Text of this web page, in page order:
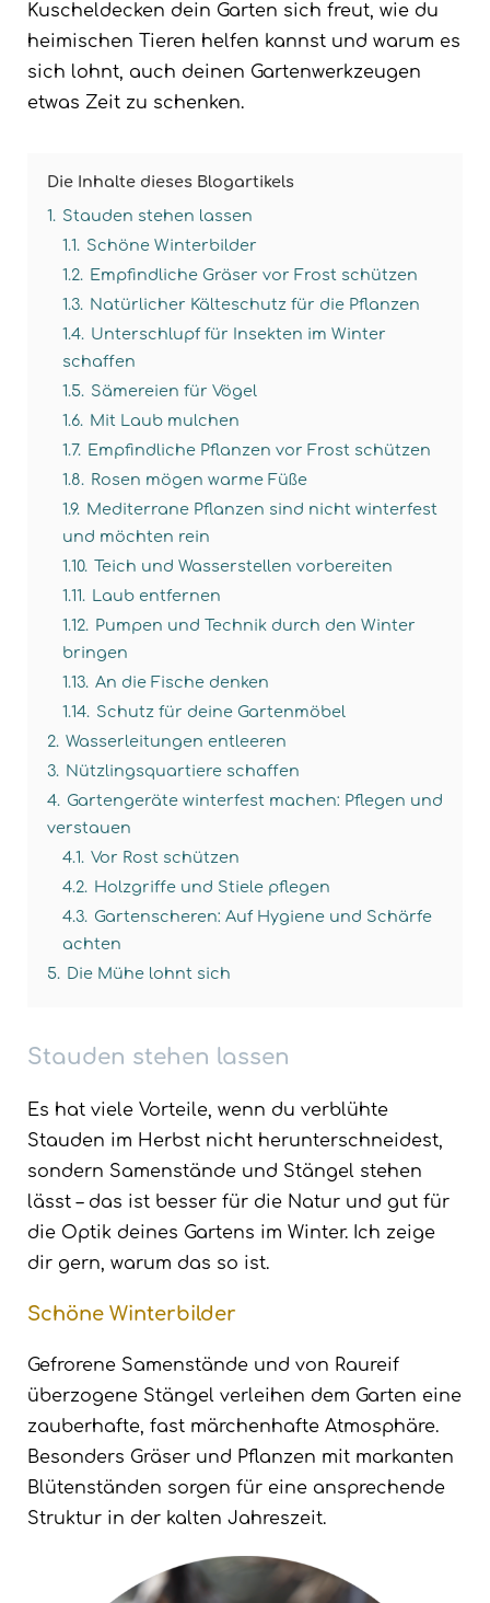
Kuscheldecken dein Garten sich freut, wie du
heimischen Tieren helfen kannst und warum es
sich lohnt, auch deinen Gartenwerkzeugen
etwas Zeit zu schenken.
Die Inhalte dieses Blogartikels
1. Stauden stehen lassen
1.1. Schöne Winterbilder
1.2. Empfindliche Gräser vor Frost schützen
1.3. Natürlicher Kälteschutz für die Pflanzen
1.4. Unterschlupf für Insekten im Winter
schaffen
1.5. Sämereien für Vögel
1.6. Mit Laub mulchen
1.7. Empfindliche Pflanzen vor Frost schützen
1.8. Rosen mögen warme Füße
1.9. Mediterrane Pflanzen sind nicht winterfest
und möchten rein
1.10. Teich und Wasserstellen vorbereiten
1.11. Laub entfernen
1.12. Pumpen und Technik durch den Winter
bringen
1.13. An die Fische denken
1.14. Schutz für deine Gartenmöbel
2. Wasserleitungen entleeren
3. Nützlingsquartiere schaffen
4. Gartengeräte winterfest machen: Pflegen und
verstauen
4.1. Vor Rost schützen
4.2. Holzgriffe und Stiele pflegen
4.3. Gartenscheren: Auf Hygiene und Schärfe
achten
5. Die Mühe lohnt sich
Stauden stehen lassen
Es hat viele Vorteile, wenn du verblühte
Stauden im Herbst nicht herunterschneidest,
sondern Samenstände und Stängel stehen
lässt – das ist besser für die Natur und gut für
die Optik deines Gartens im Winter. Ich zeige
dir gern, warum das so ist.
Schöne Winterbilder
Gefrorene Samenstände und von Raureif
überzogene Stängel verleihen dem Garten eine
zauberhafte, fast märchenhafte Atmosphäre.
Besonders Gräser und Pflanzen mit markanten
Blütenständen sorgen für eine ansprechende
Struktur in der kalten Jahreszeit.